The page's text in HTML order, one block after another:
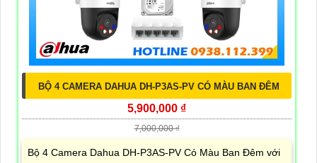
BỘ 4 CAMERA DAHUA DH-P3AS-PV CÓ MÀU BAN ĐÊM
5,900,000 ₫
7,000,000 ₫
Bộ 4 Camera Dahua DH-P3AS-PV Có Màu Ban Đêm với